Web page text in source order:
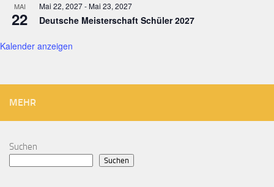
MAI
22
Mai 22, 2027-Mai 23, 2027
Deutsche Meisterschaft Schüler 2027
Kalender anzeigen
MEHR
Suchen
Suchen